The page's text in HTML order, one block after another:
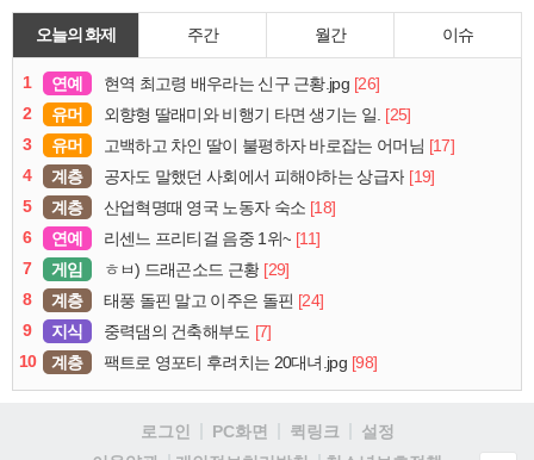
오늘의 화제 주간 월간 이슈
1 연예 현역 최고령 배우라는 신구 근황.jpg [26]
2
유머 외향형 딸래미와 비행기 타면 생기는 일. [25]
3
유머 고백하고 차인 딸이 불평하자 바로잡는 어머님 [17]
4
계층 공자도 말했던 사회에서 피해야하는 상급자 [19]
5
계층 산업혁명때 영국 노동자 숙소 [18]
6
연예 리센느 프리티걸 음중 1위~ [11]
7
게임 ㅎㅂ) 드래곤소드 근황 [29]
8
계층 태풍 돌핀 말고 이주은 돌핀 [24]
9
지식 중력댐의 건축해부도 [7]
10
계층 팩트로 영포티 후려치는 20대녀.jpg [98]
로그인 PC화면 퀵링크
설정